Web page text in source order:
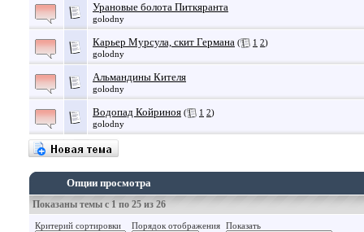
Урановые болота Питкяранта
golodny
Карьер Мурсула, скит Германа ( 1 2)
golodny
Альмандины Кителя
golodny
Водопад Койриноя ( 1 2)
golodny
Опции просмотра
Показаны темы с 1 по 25 из 26
Критерий сортировки Порядок отображения Показать